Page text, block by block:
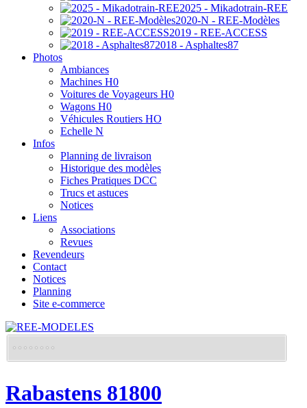
2025 - Mikadotrain-REE
2020-N - REE-Modèles
2019 - REE-ACCESS
2018 - Asphaltes87
Photos
Ambiances
Machines H0
Voitures de Voyageurs H0
Wagons H0
Véhicules Routiers HO
Echelle N
Infos
Planning de livraison
Historique des modèles
Fiches Pratiques DCC
Trucs et astuces
Notices
Liens
Associations
Revues
Revendeurs
Contact
Notices
Planning
Site e-commerce
Rabastens 81800